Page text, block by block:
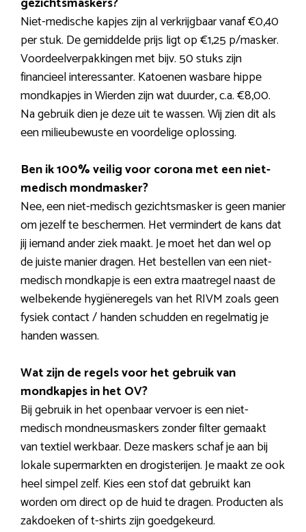
Niet-medische kapjes zijn al verkrijgbaar vanaf €0,40
per stuk. De gemiddelde prijs ligt op €1,25 p/masker.
Voordeelverpakkingen met bijv. 50 stuks zijn
financieel interessanter. Katoenen wasbare hippe
mondkapjes in Wierden zijn wat duurder, c.a. €8,00.
Na gebruik dien je deze uit te wassen. Wij zien dit als
een milieubewuste en voordelige oplossing.
Ben ik 100% veilig voor corona met een niet-
medisch mondmasker?
Nee, een niet-medisch gezichtsmasker is geen manier
om jezelf te beschermen. Het vermindert de kans dat
jij iemand ander ziek maakt. Je moet het dan wel op
de juiste manier dragen. Het bestellen van een niet-
medisch mondkapje is een extra maatregel naast de
welbekende hygiëneregels van het RIVM zoals geen
fysiek contact / handen schudden en regelmatig je
handen wassen.
Wat zijn de regels voor het gebruik van
mondkapjes in het OV?
Bij gebruik in het openbaar vervoer is een niet-
medisch mondneusmaskers zonder filter gemaakt
van textiel werkbaar. Deze maskers schaf je aan bij
lokale supermarkten en drogisterijen. Je maakt ze ook
heel simpel zelf. Kies een stof dat gebruikt kan
worden om direct op de huid te dragen. Producten als
zakdoeken of t-shirts zijn goedgekeurd.